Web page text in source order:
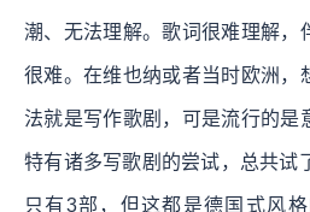
潮、无法理解。歌词很难理解，
很难。在维也纳或者当时欧洲，
法就是写作歌剧，可是流行的是
特有诸多写歌剧的尝试，总共试
只有3部，但这都是德国式风